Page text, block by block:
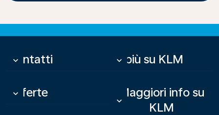
Contatti
keyboard_arrow_down Di più su KLM
keyboard_arrow_down
Offerte
keyboard_arrow_down
Maggiori info su
KLM
keyboard_arrow_down